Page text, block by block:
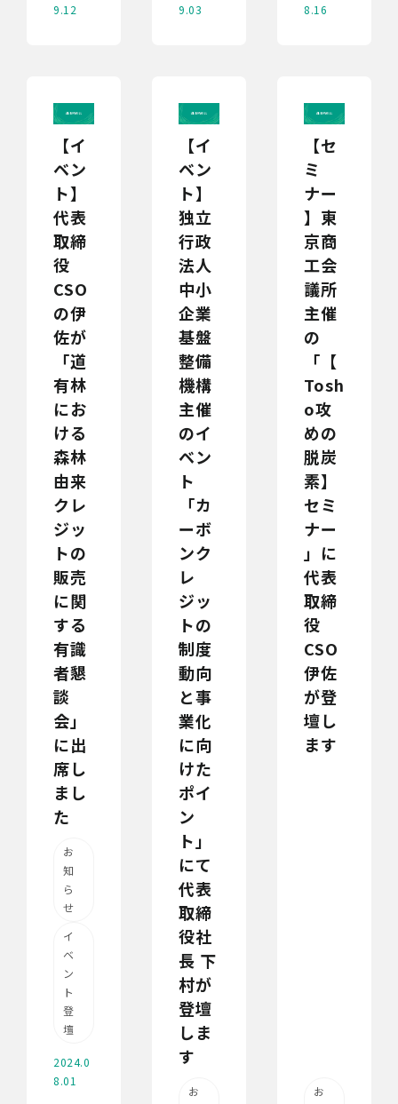
9.12
9.03
8.16
【イ
ベン
ト】
代表
取締
役
CSO
の伊
佐が
「道
有林
にお
ける
森林
由来
クレ
ジッ
トの
販売
に関
する
有識
者懇
談
会」
に出
席し
まし
た
お
知
ら
せ
イ
ベ
ン
ト
登
壇
2024.0
8.01
【イ
ベン
ト】
独立
行政
法人
中小
企業
基盤
整備
機構
主催
のイ
ベン
ト
「カ
ーボ
ンク
レ
ジッ
トの
制度
動向
と事
業化
に向
けた
ポイ
ン
ト」
にて
代表
取締
役社
長 下
村が
登壇
しま
す
お
【セ
ミ
ナー
】東
京商
工会
議所
主催
の
「【
Tosh
o攻
めの
脱炭
素】
セミ
ナー
」に
代表
取締
役
CSO
伊佐
が登
壇し
ます
お